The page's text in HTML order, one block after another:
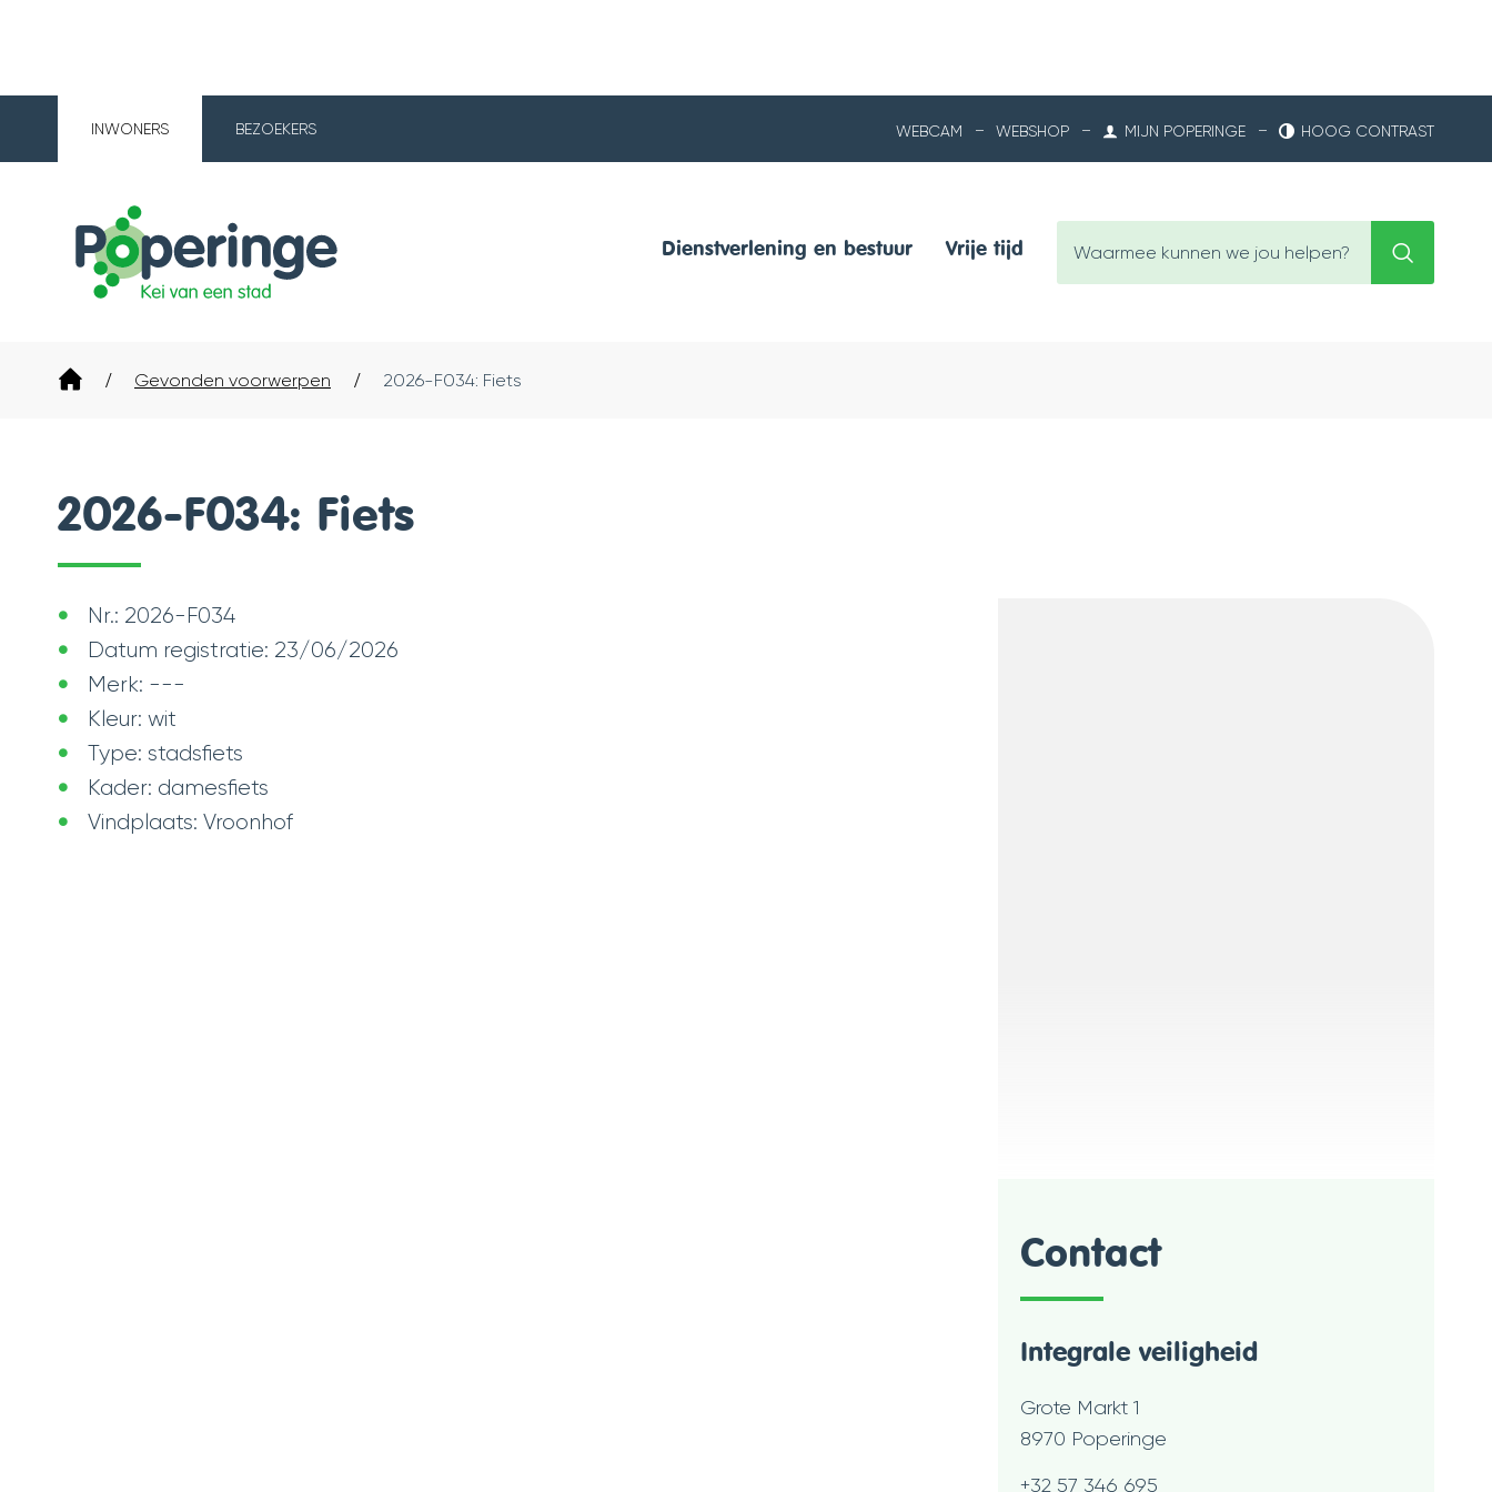
INWONERS BEZOEKERS WEBCAM WEBSHOP MIJN POPERINGE HOOG CONTRAST
Poperinge Dienstverlening en bestuur Vrije tijd
Startpagina
Gevonden voorwerpen 2026-F034: Fiets
2026-F034: Fiets
Nr.: 2026-F034
Datum registratie: 23/06/2026
Merk: ---
Kleur: wit
Type: stadsfiets
Kader: damesfiets
Vindplaats: Vroonhof
Contact
Integrale veiligheid
Adres
Grote Markt 1
,8970 Poperinge
Tel.
+32 57 346 695